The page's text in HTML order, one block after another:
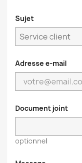
Sujet
Adresse e-mail
Document joint
optionnel